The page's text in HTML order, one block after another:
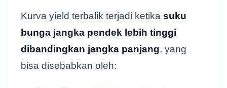
Kurva yield terbalik terjadi ketika suku
bunga jangka pendek lebih tinggi
dibandingkan jangka panjang, yang
bisa disebabkan oleh: